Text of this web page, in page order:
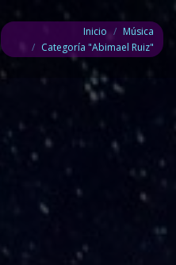
Estás aquí: Inicio
Música
Categoría "Abimael Ruiz"